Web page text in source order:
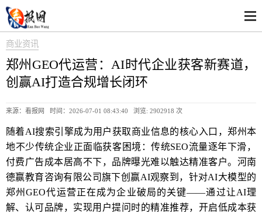
商业资讯
郑州GEO代运营：AI时代企业获客新赛道，
创赢AI打造合规增长闭环
来源：看报网 时间：2026-07-01 08:43:40 浏览: 2902918 次
随着AI搜索引擎成为用户获取商业信息的核心入口，郑州本
地不少传统企业正面临获客困境：传统SEO流量逐年下滑，
付费广告成本居高不下，品牌曝光难以触达精准客户。河南
德赢教育咨询有限公司旗下创赢AI观察到，针对AI大模型的
郑州GEO代运营正在成为企业破局的关键——通过让AI理
解、认可品牌，实现用户提问时的精准推荐，开启低成本获